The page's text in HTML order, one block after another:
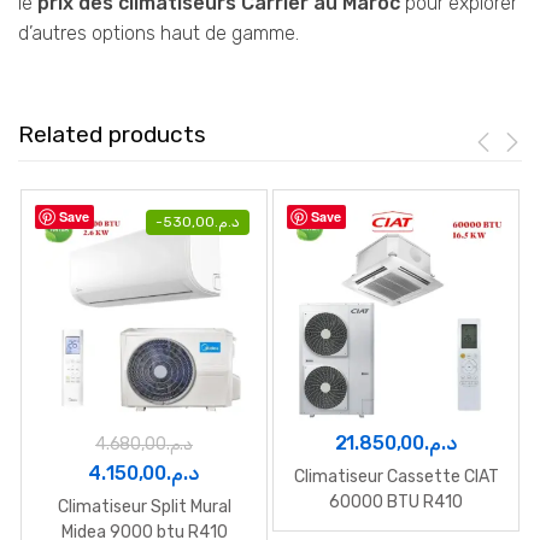
d’autres options haut de gamme.
Related products
Save - د.م.530,00
د.م.4.680,00
Le
prix
initial
د.م.4.150,00
Le
prix
actuel
Climatiseur Split Mural
Midea 9000 btu R410
Save
د.م.21.850,00
Climatiseur Cassette CIAT
60000 BTU R410